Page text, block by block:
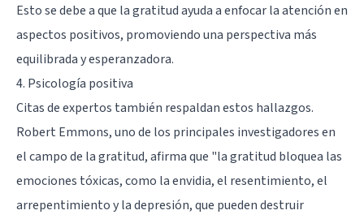
Esto se debe a que la gratitud ayuda a enfocar la atención en
aspectos positivos, promoviendo una perspectiva más
equilibrada y esperanzadora.
4. Psicología positiva
Citas de expertos también respaldan estos hallazgos.
Robert Emmons, uno de los principales investigadores en
el campo de la gratitud, afirma que "la gratitud bloquea las
emociones tóxicas, como la envidia, el resentimiento, el
arrepentimiento y la depresión, que pueden destruir